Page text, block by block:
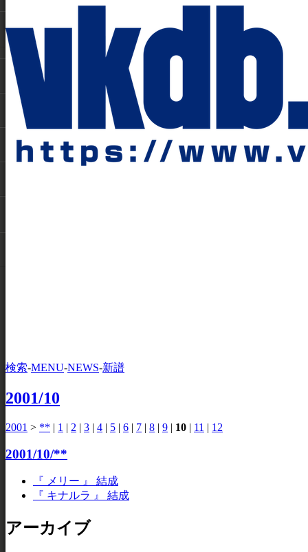
検索-MENU-NEWS-新譜
2001/10
2001 > ** | 1 | 2 | 3 | 4 | 5 | 6 | 7 | 8 | 9 | 10 | 11 | 12
2001/10/**
『 メリー 』 結成
『 キナルラ 』 結成
アーカイブ